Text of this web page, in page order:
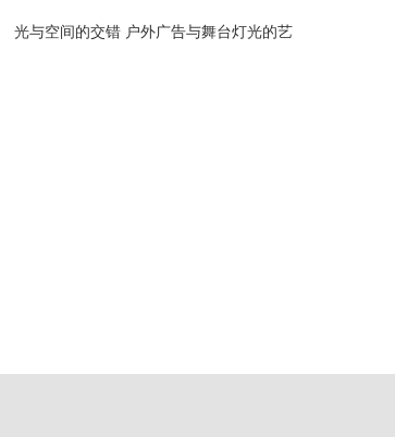
光与空间的交错 户外广告与舞台灯光的艺